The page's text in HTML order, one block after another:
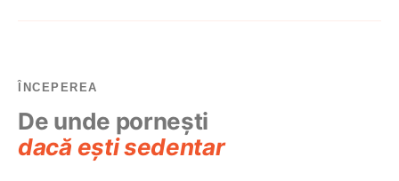
ÎNCEPEREA
De unde pornești
dacă ești sedentar